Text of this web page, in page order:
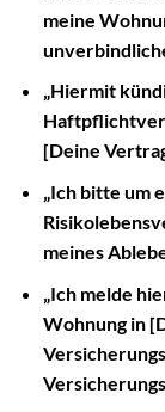
meine
„Hiermit
[Deine
„Ich bitte um
meines
„Ich melde
Wohnung in